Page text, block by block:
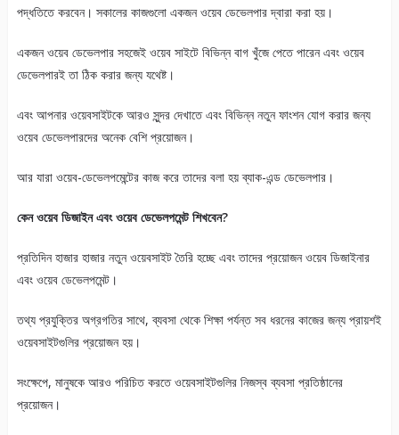
পদ্ধতিতে করবেন। সকালের কাজগুলো একজন ওয়েব ডেভেলপার দ্বারা করা হয়।
একজন ওয়েব ডেভেলপার সহজেই ওয়েব সাইটে বিভিন্ন বাগ খুঁজে পেতে পারেন এবং ওয়েব
ডেভেলপারই তা ঠিক করার জন্য যথেষ্ট।
এবং আপনার ওয়েবসাইটকে আরও সুন্দর দেখাতে এবং বিভিন্ন নতুন ফাংশন যোগ করার জন্য
ওয়েব ডেভেলপারদের অনেক বেশি প্রয়োজন।
আর যারা ওয়েব-ডেভেলপমেন্টের কাজ করে তাদের বলা হয় ব্যাক-এন্ড ডেভেলপার।
কেন ওয়েব ডিজাইন এবং ওয়েব ডেভেলপমেন্ট শিখবেন?
প্রতিদিন হাজার হাজার নতুন ওয়েবসাইট তৈরি হচ্ছে এবং তাদের প্রয়োজন ওয়েব ডিজাইনার
এবং ওয়েব ডেভেলপমেন্ট।
তথ্য প্রযুক্তির অগ্রগতির সাথে, ব্যবসা থেকে শিক্ষা পর্যন্ত সব ধরনের কাজের জন্য প্রায়শই
ওয়েবসাইটগুলির প্রয়োজন হয়।
সংক্ষেপে, মানুষকে আরও পরিচিত করতে ওয়েবসাইটগুলির নিজস্ব ব্যবসা প্রতিষ্ঠানের
প্রয়োজন।